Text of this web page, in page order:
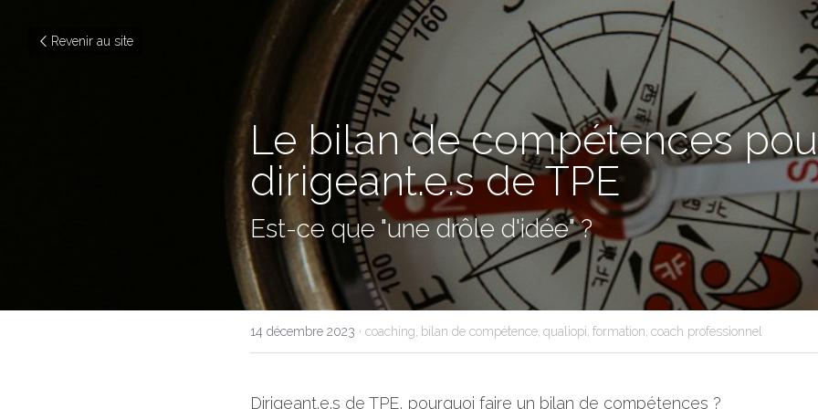
Revenir au site
Le bilan de compétences
dirigeant.e.s de TPE
Est-ce que "une drôle d'idée" ?
14 décembre 2023 · coaching, bilan de compétence, qualiopi, formation, coach professionnel
Dirigeant.e.s de TPE, pourquoi faire un bilan de compétences ?